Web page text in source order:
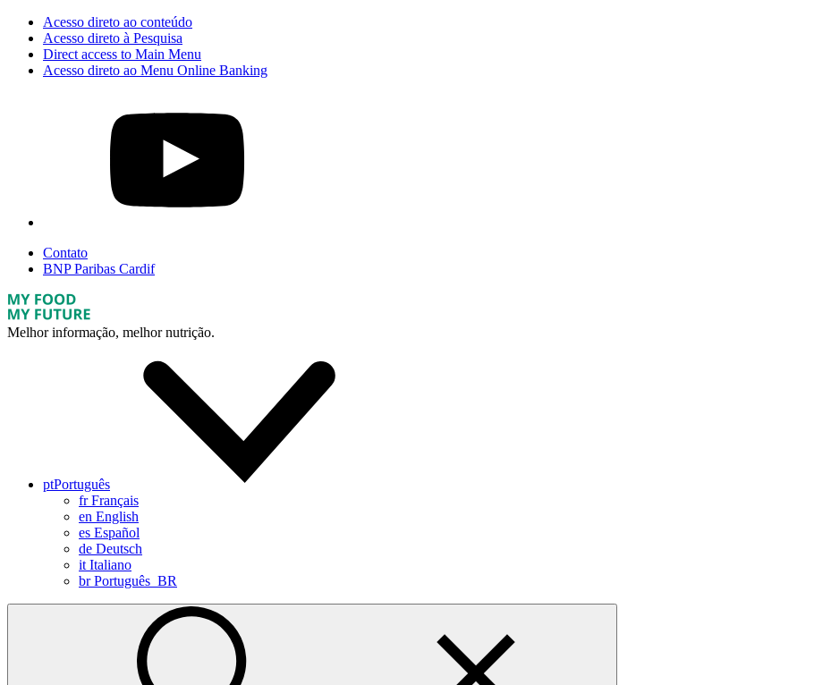
Acesso direto ao conteúdo
Acesso direto à Pesquisa
Direct access to Main Menu
Acesso direto ao Menu Online Banking
Contato
BNP Paribas Cardif
Melhor informação, melhor nutrição.
ptPortuguês
frFrançais
en English
es Español
de Deutsch
it Italiano
brPortuguês_BR